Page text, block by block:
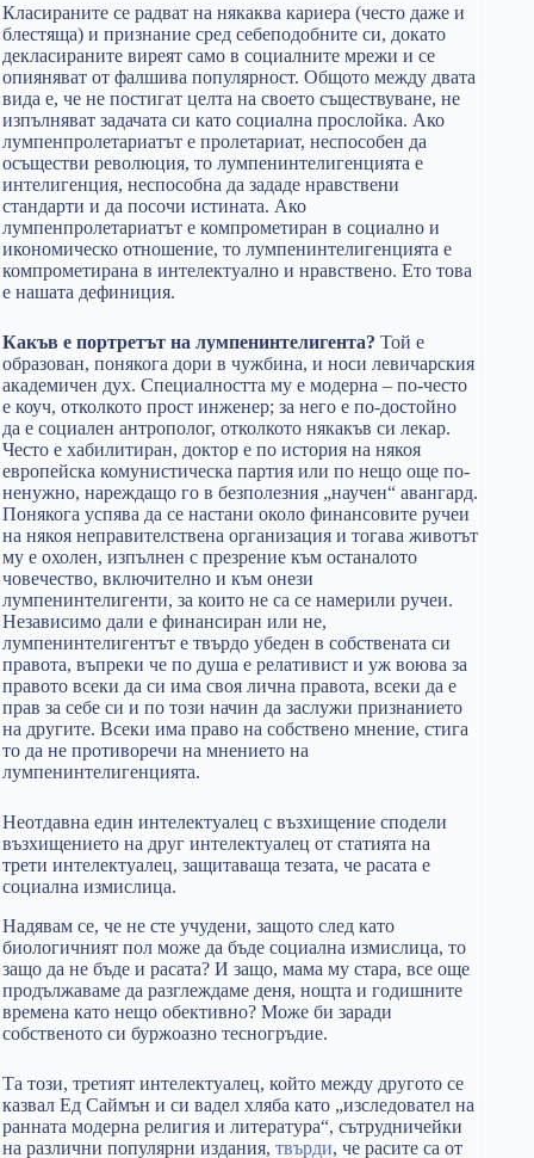
Класираните се радват на някаква кариера (често даже и
блестяща) и признание сред себеподобните си, докато
декласираните виреят само в социалните мрежи и се
опияняват от фалшива популярност. Общото между двата
вида е, че не постигат целта на своето съществуване, не
изпълняват задачата си като социална прослойка. Ако
лумпенпролетариатът е пролетариат, неспособен да
осъществи революция, то лумпенинтелигенцията е
интелигенция, неспособна да зададе нравствени
стандарти и да посочи истината. Ако
лумпенпролетариатът е компрометиран в социално и
икономическо отношение, то лумпенинтелигенцията е
компрометирана в интелектуално и нравствено. Ето това
е нашата дефиниция.
Какъв е портретът на лумпенинтелигента? Той е
образован, понякога дори в чужбина, и носи левичарския
академичен дух. Специалността му е модерна – по-често
е коуч, отколкото прост инженер; за него е по-достойно
да е социален антрополог, отколкото някакъв си лекар.
Често е хабилитиран, доктор е по история на някоя
европейска комунистическа партия или по нещо още по-
ненужно, нареждащо го в безполезния „научен“ авангард.
Понякога успява да се настани около финансовите ручеи
на някоя неправителствена организация и тогава животът
му е охолен, изпълнен с презрение към останалото
човечество, включително и към онези
лумпенинтелигенти, за които не са се намерили ручеи.
Независимо дали е финансиран или не,
лумпенинтелигентът е твърдо убеден в собствената си
правота, въпреки че по душа е релативист и уж воюва за
правото всеки да си има своя лична правота, всеки да е
прав за себе си и по този начин да заслужи признанието
на другите. Всеки има право на собствено мнение, стига
то да не противоречи на мнението на
лумпенинтелигенцията.
Неотдавна един интелектуалец с възхищение сподели
възхищението на друг интелектуалец от статията на
трети интелектуалец, защитаваща тезата, че расата е
социална измислица.
Надявам се, че не сте учудени, защото след като
биологичният пол може да бъде социална измислица, то
защо да не бъде и расата? И защо, мама му стара, все още
продължаваме да разглеждаме деня, нощта и годишните
времена като нещо обективно? Може би заради
собственото си буржоазно тесногръдие.
Та този, третият интелектуалец, който между другото се
казвал Ед Саймън и си вадел хляба като „изследовател на
ранната модерна религия и литература“, сътрудничейки
на различни популярни издания, твърди, че расите са от